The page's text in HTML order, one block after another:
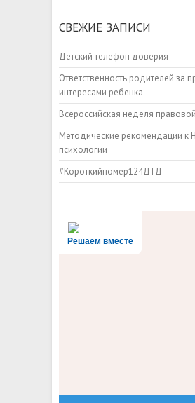
СВЕЖИЕ ЗАПИСИ
Детский телефон доверия
Ответственность родителей за
интересами ребенка
Всероссийская неделя
Методические рекомендации к
психологии
#Короткийномер124ДТД
Решаем вместе